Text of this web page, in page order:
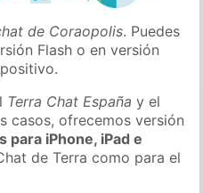
de Coraopolis. Puedes
Flash o en versión
Terra Chat España y el
casos, ofrecemos versión
para iPhone, iPad e
de Terra como para el